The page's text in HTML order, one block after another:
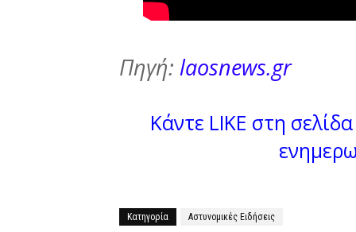
Πηγή: laosnews.gr
Κάντε LIKE στη
Κατηγορία Αστυνομικές Ειδήσεις